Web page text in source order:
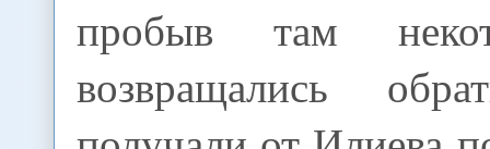
пробыв там
возвращались